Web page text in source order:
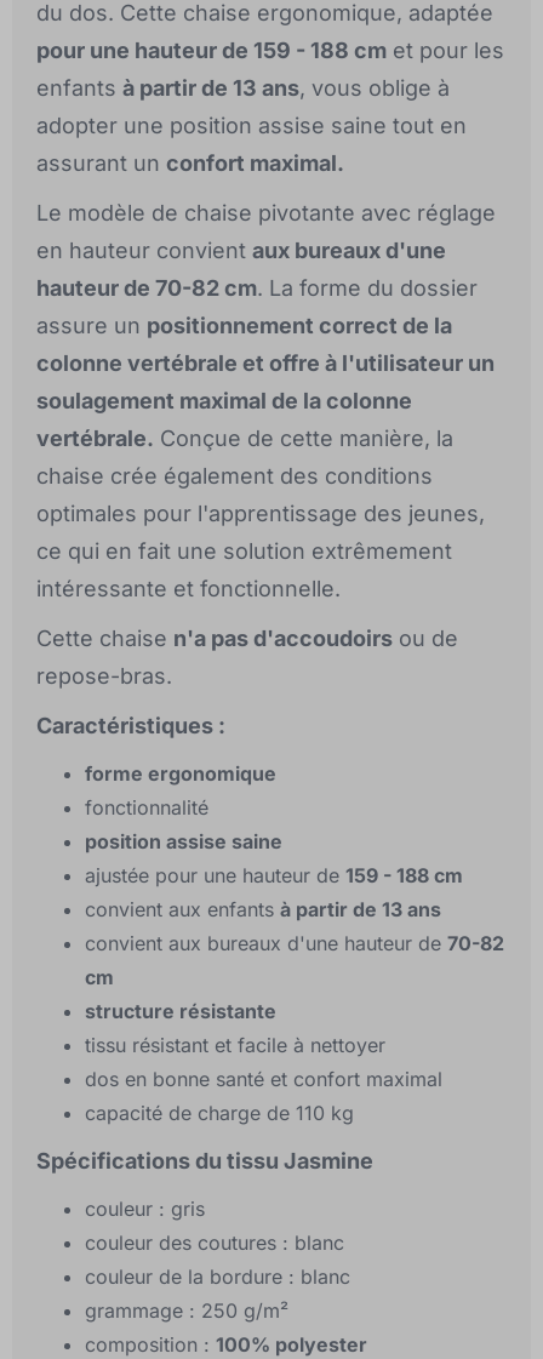
du dos. Cette chaise ergonomique, adaptée
pour une hauteur de 159 - 188 cm et pour les
enfants à partir de 13 ans, vous oblige à
adopter une position assise saine tout en
assurant un confort maximal.
Le modèle de chaise pivotante avec réglage
en hauteur convient aux bureaux d'une
hauteur de 70-82 cm. La forme du dossier
assure un positionnement correct de la
colonne vertébrale et offre à l'utilisateur un
soulagement maximal de la colonne
vertébrale. Conçue de cette manière, la
chaise crée également des conditions
optimales pour l'apprentissage des jeunes,
ce qui en fait une solution extrêmement
intéressante et fonctionnelle.
Cette chaise n'a pas d'accoudoirs ou de
repose-bras.
Caractéristiques :
forme ergonomique
fonctionnalité
position assise saine
ajustée pour une hauteur de 159 - 188 cm
convient aux enfants à partir de 13 ans
convient aux bureaux d'une hauteur de 70-82
cm
structure résistante
tissu résistant et facile à nettoyer
dos en bonne santé et confort maximal
capacité de charge de 110 kg
Spécifications du tissu Jasmine
couleur : gris
couleur des coutures : blanc
couleur de la bordure : blanc
grammage : 250 g/m²
composition : 100% polyester